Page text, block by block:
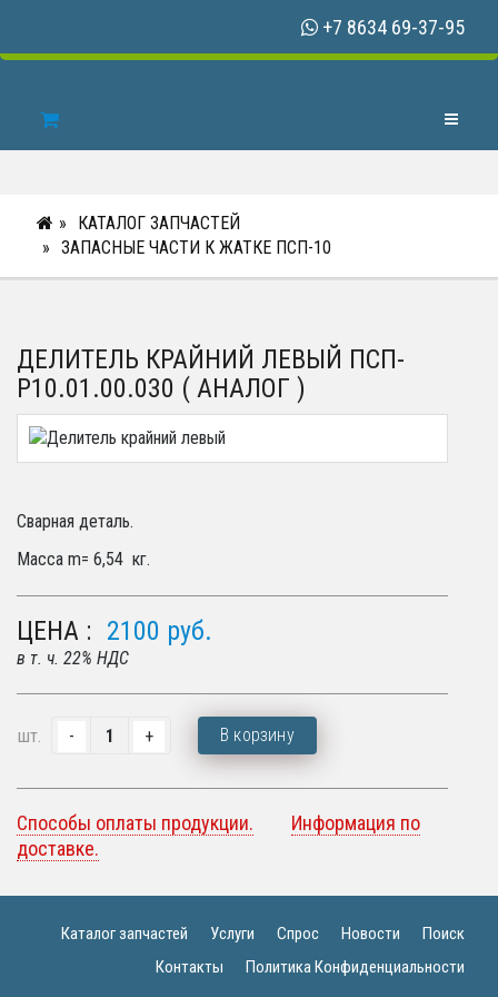
+7 8634 69-37-95
Toggle
КАТАЛОГ ЗАПЧАСТЕЙ
ЗАПАСНЫЕ ЧАСТИ К ЖАТКЕ ПСП-10
ДЕЛИТЕЛЬ КРАЙНИЙ ЛЕВЫЙ ПСП-
Р10.01.00.030 ( АНАЛОГ )
Сварная деталь.
Масса m= 6,54 кг.
ЦЕНА : 2100 руб.
в т. ч. 22% НДС
шт. В корзину
Способы оплаты продукции.
Информация по
доставке.
Каталог запчастей Услуги Спрос Новости
Поиск
Контакты
Политика Конфиденциальности